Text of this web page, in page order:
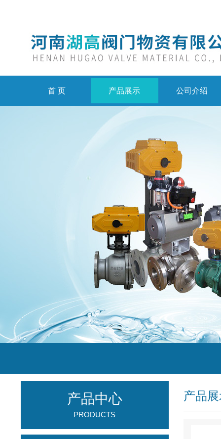
首 页 产品展示 公司介绍
产品
产品中心
PRODUCTS